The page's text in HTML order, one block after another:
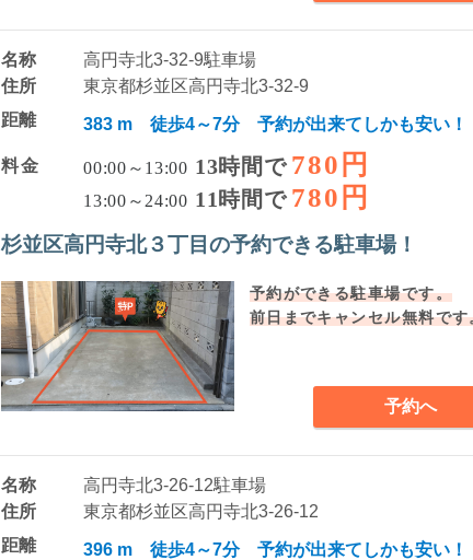
名称
高円寺北3-32-9駐車場
住所
東京都杉並区高円寺北3-32-9
距離
383 m 徒歩4～7分 予約が出来てしかも安い！
料金 00:00～13:00 13時間で 780円
13:00～24:00 11時間で 780円
杉並区高円寺北３丁目の予約できる駐車場！
予約ができる駐車場です。
前日までキャンセル無料です
予約へ
名称
高円寺北3-26-12駐車場
住所
東京都杉並区高円寺北3-26-12
距離
396 m 徒歩4～7分 予約が出来てしかも安い！